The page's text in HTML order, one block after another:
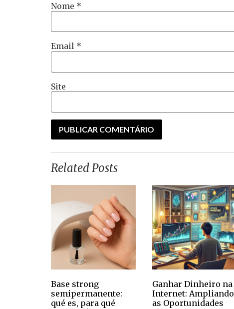
Nome *
Email *
Site
Related Posts
Base strong
semipermanente:
qué es, para qué
Ganhar Dinheiro na
Internet: Ampliando
as Oportunidades